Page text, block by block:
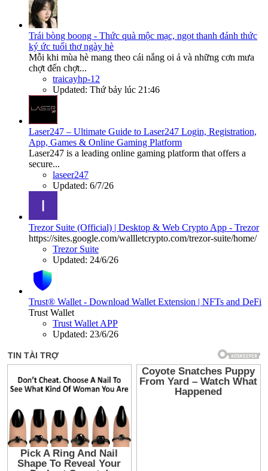
Trái bòng boong - Thức quà mộc mạc, ngọt thanh đánh thức
ký ức tuổi thơ ngày hè
Mỗi khi mùa hè mang theo cái nắng oi ả và những cơn mưa
chợt đến chợt...
traicayhp-12
Updated: Thứ bảy lúc 21:46
Laser247 – Ultimate Guide to Laser247 Login, Registration,
App, Games & Online Gaming Platform
Laser247 is a leading online gaming platform that offers a
secure...
laseer247
Updated: 6/7/26
Trezor Suite (Official) | Desktop & Web Crypto App - Trezor
https://sites.google.com/wallletcrypto.com/trezor-suite/home/
Trezor Suite
Updated: 24/6/26
Trust® Wallet - Download Wallet Extension | NFTs and DeFi
Trust Wallet
Trust Wallet APP
Updated: 23/6/26